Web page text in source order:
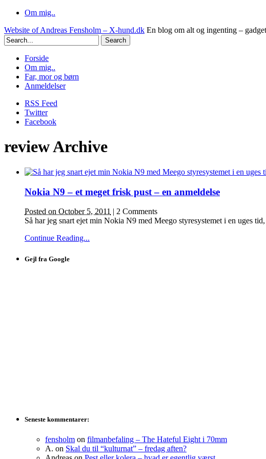
Om mig..
Website of Andreas Fensholm – X-hund.dk En blog om alt og ingenting –
Forside
Om mig..
Far, mor og børn
Anmeldelser
RSS Feed
Twitter
Facebook
review Archive
Nokia N9 – et meget frisk pust – en anmeldelse
Posted on October 5, 2011 | 2 Comments
Så har jeg snart ejet min Nokia N9 med Meego styresystemet i en uges
Continue Reading...
Gejl fra Google
Seneste kommentarer:
fensholm on filmanbefaling – The Hateful Eight i 70mm
A. on Skal du til “kulturnat” – fredag aften?